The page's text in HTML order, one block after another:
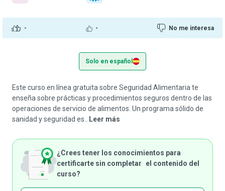
- - No me interesa
Solo en español
Este curso en línea gratuita sobre Seguridad Alimentaria te
enseña sobre prácticas y procedimientos seguros dentro de las
operaciones de servicio de alimentos. Un programa sólido de
sanidad y seguridad es...
Leer más
¿Crees tener los conocimientos para
certificarte sin completar el contenido del
curso?